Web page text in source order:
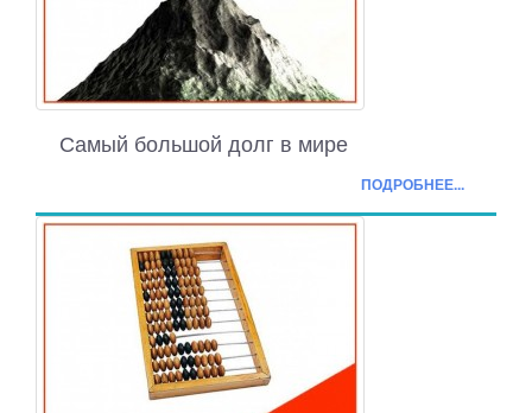
Самый большой долг в мире
ПОДРОБНЕЕ...